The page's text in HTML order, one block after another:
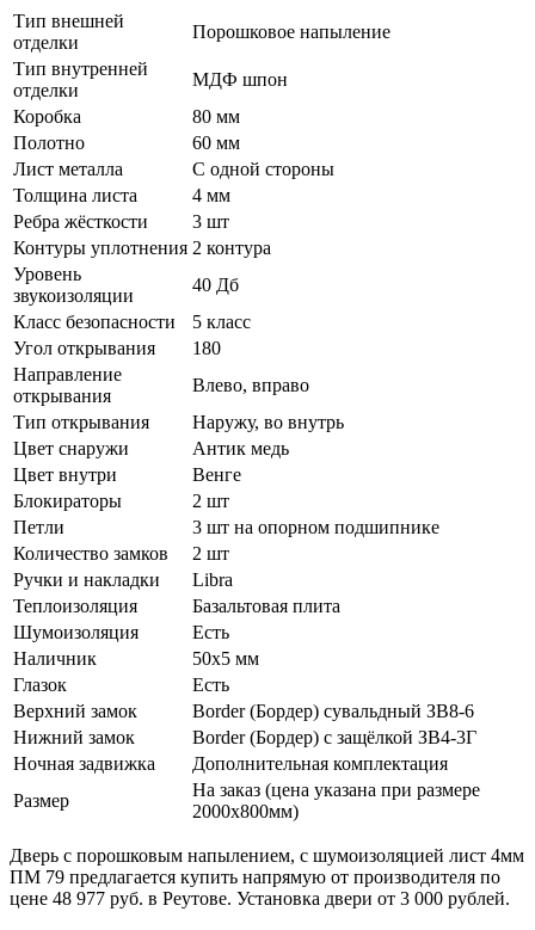
Тип внешней
отделки
Порошковое напыление
Тип внутренней
отделки
МДФ шпон
Коробка
80 мм
Полотно
60 мм
Лист металла
С одной стороны
Толщина листа
4 мм
Ребра жёсткости
3 шт
Контуры уплотнения 2 контура
Уровень
звукоизоляции
40 Дб
Класс безопасности
5 класс
Угол открывания
180
Направление
открывания
Влево, вправо
Тип открывания
Наружу, во внутрь
Цвет снаружи
Антик медь
Цвет внутри
Венге
Блокираторы
2 шт
Петли
3 шт на опорном подшипнике
Количество замков
2 шт
Ручки и накладки
Libra
Теплоизоляция
Базальтовая плита
Шумоизоляция
Есть
Наличник
50х5 мм
Глазок
Есть
Верхний замок
Border (Бордер) сувальдный ЗВ8-6
Нижний замок
Border (Бордер) с защёлкой ЗВ4-3Г
Ночная задвижка
Дополнительная комплектация
Размер
На заказ (цена указана при размере
2000х800мм)
Дверь с порошковым напылением, с шумоизоляцией лист 4мм
ПМ 79 предлагается купить напрямую от производителя по
цене 48 977 руб. в Реутове. Установка двери от 3 000 рублей.